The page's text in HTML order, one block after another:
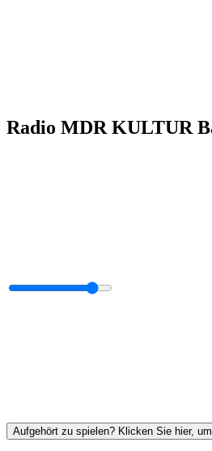
Radio MDR KULTUR
Aufgehört zu spielen? Klicken Sie hier,